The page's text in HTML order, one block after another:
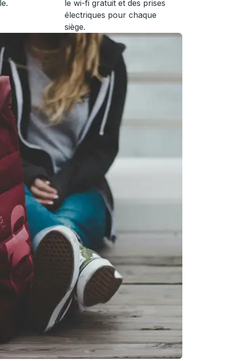
le wi-fi gratuit et des prises
électriques pour chaque
siège.
pour accéder à l'université souhaitée, puis appuyez sur